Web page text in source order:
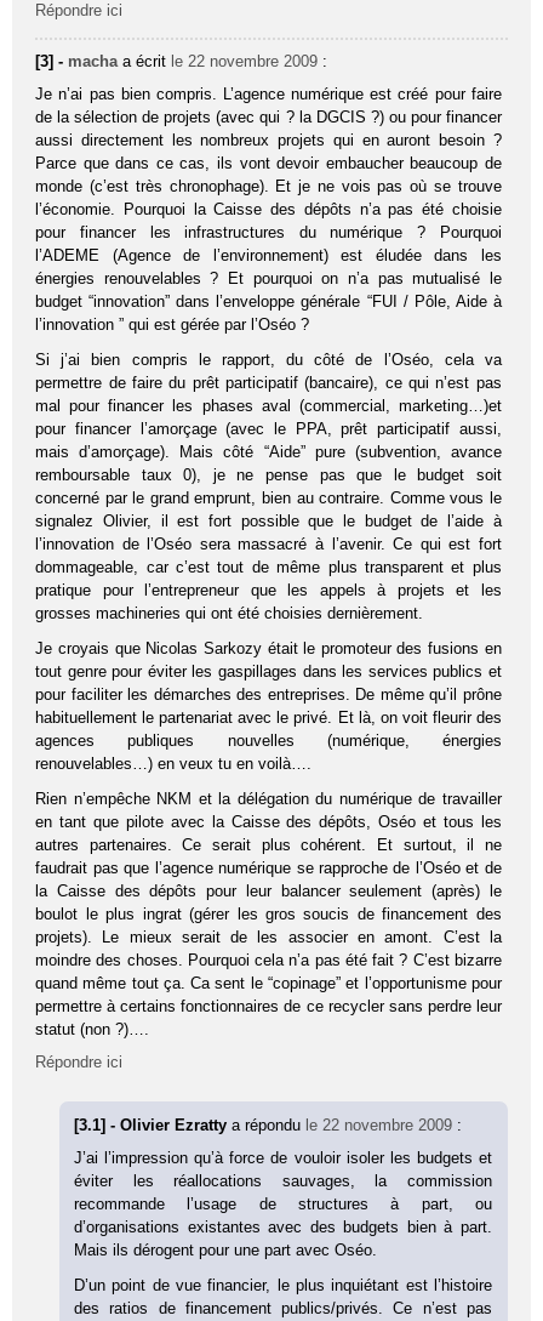
Répondre ici
[3] - macha a écrit le 22 novembre 2009 :
Je n’ai pas bien compris. L’agence numérique est créé pour faire
de la sélection de projets (avec qui ? la DGCIS ?) ou pour financer
aussi directement les nombreux projets qui en auront besoin ?
Parce que dans ce cas, ils vont devoir embaucher beaucoup de
monde (c’est très chronophage). Et je ne vois pas où se trouve
l’économie. Pourquoi la Caisse des dépôts n’a pas été choisie
pour financer les infrastructures du numérique ? Pourquoi
l’ADEME (Agence de l’environnement) est éludée dans les
énergies renouvelables ? Et pourquoi on n’a pas mutualisé le
budget “innovation” dans l’enveloppe générale “FUI / Pôle, Aide à
l’innovation ” qui est gérée par l’Oséo ?
Si j’ai bien compris le rapport, du côté de l’Oséo, cela va
permettre de faire du prêt participatif (bancaire), ce qui n’est pas
mal pour financer les phases aval (commercial, marketing…)et
pour financer l’amorçage (avec le PPA, prêt participatif aussi,
mais d’amorçage). Mais côté “Aide” pure (subvention, avance
remboursable taux 0), je ne pense pas que le budget soit
concerné par le grand emprunt, bien au contraire. Comme vous le
signalez Olivier, il est fort possible que le budget de l’aide à
l’innovation de l’Oséo sera massacré à l’avenir. Ce qui est fort
dommageable, car c’est tout de même plus transparent et plus
pratique pour l’entrepreneur que les appels à projets et les
grosses machineries qui ont été choisies dernièrement.
Je croyais que Nicolas Sarkozy était le promoteur des fusions en
tout genre pour éviter les gaspillages dans les services publics et
pour faciliter les démarches des entreprises. De même qu’il prône
habituellement le partenariat avec le privé. Et là, on voit fleurir des
agences publiques nouvelles (numérique, énergies
renouvelables…) en veux tu en voilà….
Rien n’empêche NKM et la délégation du numérique de travailler
en tant que pilote avec la Caisse des dépôts, Oséo et tous les
autres partenaires. Ce serait plus cohérent. Et surtout, il ne
faudrait pas que l’agence numérique se rapproche de l’Oséo et de
la Caisse des dépôts pour leur balancer seulement (après) le
boulot le plus ingrat (gérer les gros soucis de financement des
projets). Le mieux serait de les associer en amont. C’est la
moindre des choses. Pourquoi cela n’a pas été fait ? C’est bizarre
quand même tout ça. Ca sent le “copinage” et l’opportunisme pour
permettre à certains fonctionnaires de ce recycler sans perdre leur
statut (non ?)….
Répondre ici
[3.1] - Olivier Ezrattya répondu le 22 novembre 2009 :
J’ai l’impression qu’à force de vouloir isoler les budgets et
éviter les réallocations sauvages, la commission
recommande l’usage de structures à part, ou
d’organisations existantes avec des budgets bien à part.
Mais ils dérogent pour une part avec Oséo.
D’un point de vue financier, le plus inquiétant est l’histoire
des ratios de financement publics/privés. Ce n’est pas